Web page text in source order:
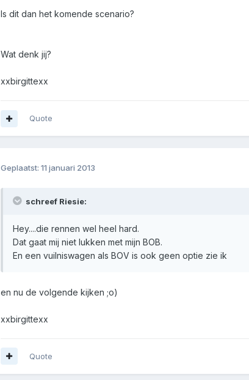
Is dit dan het komende scenario?
Wat denk jij?
xxbirgittexx
Quote
Geplaatst: 11 januari 2013
schreef Riesie:
Hey....die rennen wel heel hard.
Dat gaat mij niet lukken met mijn BOB.
En een vuilniswagen als BOV is ook geen optie zie ik
en nu de volgende kijken ;o)
xxbirgittexx
Quote